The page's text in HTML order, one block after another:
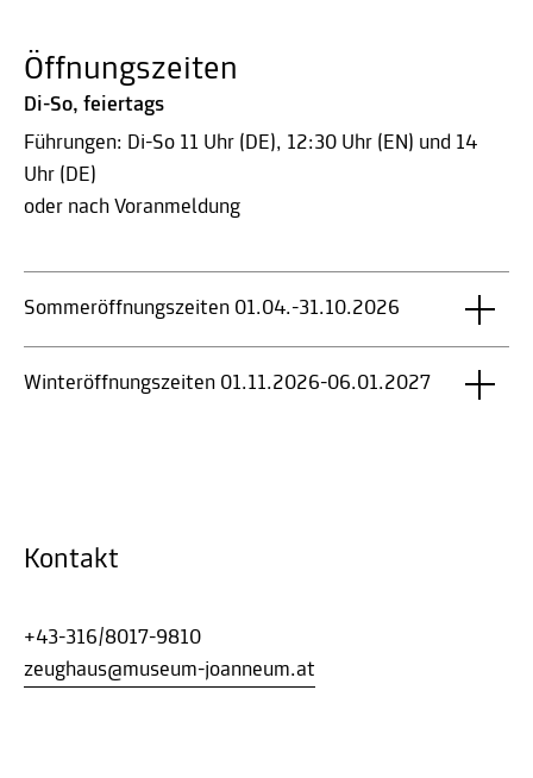
Öffnungszeiten
Di-So, feiertags
Führungen: Di-So 11 Uhr (DE), 12:30 Uhr (EN) und 14
Uhr (DE)
oder nach Voranmeldung
Sommeröffnungszeiten 01.04.-31.10.2026
Winteröffnungszeiten 01.11.2026-06.01.2027
Kontakt
+43-316/8017-9810
zeughaus@museum-joanneum.at